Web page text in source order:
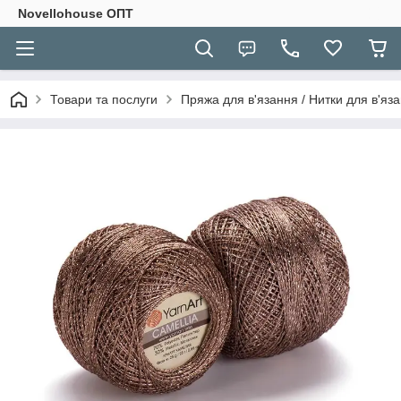
Novellohouse ОПТ
Товари та послуги Пряжа для в'язання / Нитки для